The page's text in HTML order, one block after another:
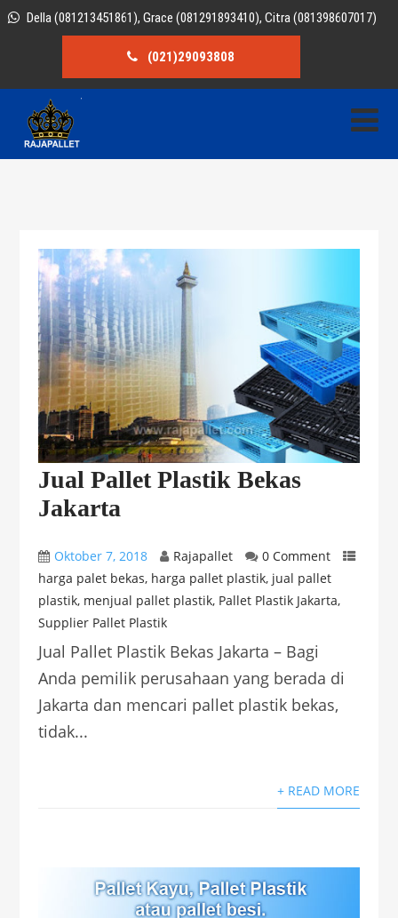
Della (081213451861), Grace (081291893410), Citra (081398607017)
(021)29093808
Jual Pallet Plastik Bekas
Jakarta
Oktober 7, 2018 Rajapallet
0 Comment
harga palet bekas, harga pallet plastik, jual pallet
plastik, menjual pallet plastik, Pallet Plastik Jakarta,
Supplier Pallet Plastik
Jual Pallet Plastik Bekas Jakarta – Bagi
Anda pemilik perusahaan yang berada di
Jakarta dan mencari pallet plastik bekas,
tidak...
+ READ MORE